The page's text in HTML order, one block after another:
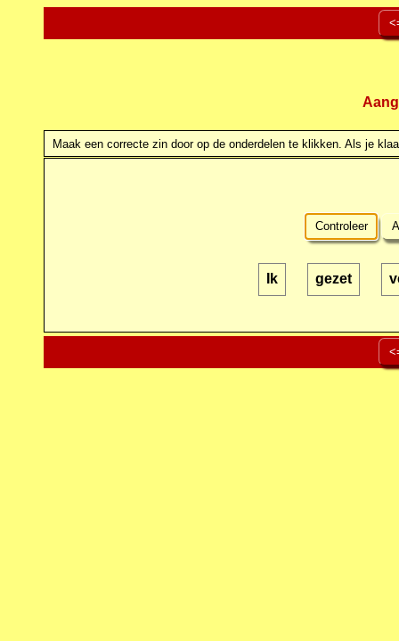
Maak een correcte zin door op de onderdelen te klikken. Als je
Controleer
Ik gezet